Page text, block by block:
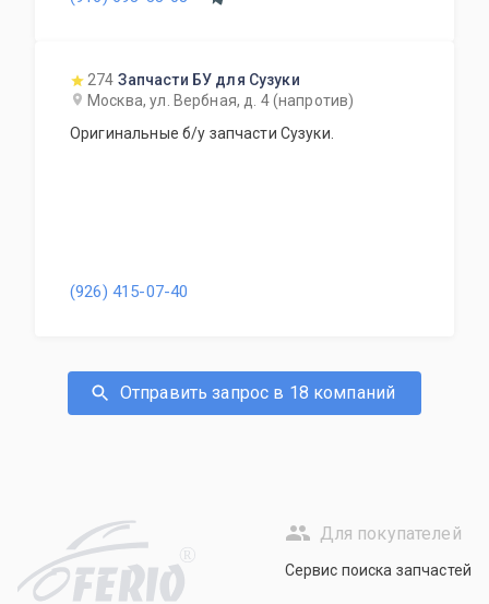
274 Запчасти БУ для Сузуки
Москва, ул. Вербная, д. 4 (напротив)
Оригинальные б/у запчасти Сузуки.
(926) 415-07-40
Отправить запрос в 18 компаний
R
Для покупателей
Сервис поиска запчастей